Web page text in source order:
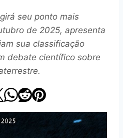
seu ponto mais
de 2025, apresenta
sua classificação
debate científico sobre